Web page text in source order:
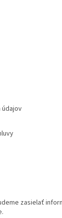
údajov
zasielať